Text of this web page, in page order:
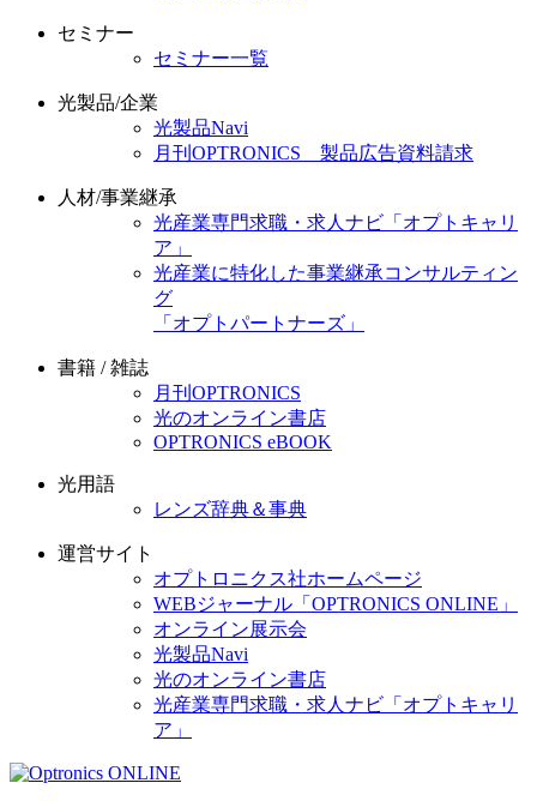
セミナー
セミナー一覧
光製品/企業
光製品Navi
月刊OPTRONICS 製品広告資料請求
人材/事業継承
光産業専門求職・求人ナビ「オプトキャリ
ア」
光産業に特化した事業継承コンサルティン
グ
「オプトパートナーズ」
書籍 / 雑誌
月刊OPTRONICS
光のオンライン書店
OPTRONICS eBOOK
光用語
レンズ辞典＆事典
運営サイト
オプトロニクス社ホームページ
WEBジャーナル「OPTRONICS ONLINE」
オンライン展示会
光製品Navi
光のオンライン書店
光産業専門求職・求人ナビ「オプトキャリ
ア」